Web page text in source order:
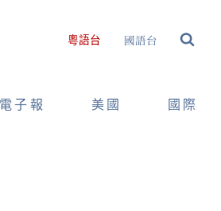
粵語台 國語台
電子報 美國 國際